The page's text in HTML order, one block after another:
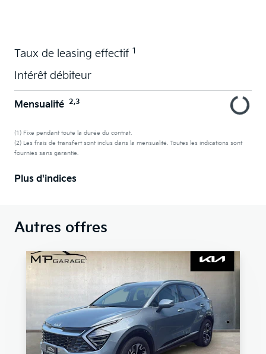
Taux de leasing effectif 1
Intérêt débiteur
Mensualité 2,3
(1) Fixe pendant toute la durée du contrat.
(2) Les frais de transfert sont inclus dans la mensualité. Toutes les indications sont
fournies sans garantie.
Plus d'indices
Autres offres